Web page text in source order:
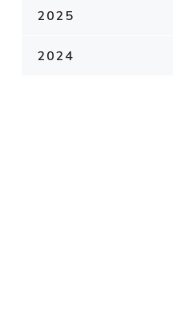
2025
2024